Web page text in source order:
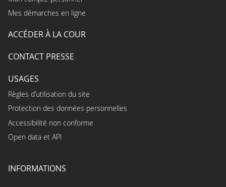
Mes démarches en ligne
ACCÉDER À LA COUR
CONTACT PRESSE
USAGES
Règles d’utilisation du site
Protection des données personnelles
Accessibilité non conforme
Open data et API
INFORMATIONS